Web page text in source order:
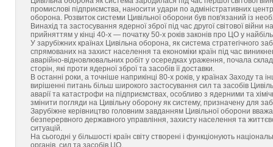
промислові підприємства, наносити удари по адміністративних
оборона. Розвиток системи Цивільної оборони був пов'язаний із
Винахід та застосування ядерної зброї під час другої світової
прийняттям у кінці 40-х — початку 50-х років законів про ЦО у
У зарубіжних країнах Цивільна оборона, як система стратегічного
спрямованих на захист населення та економіки країн під час
аварійно-відновлювальних робіт у осередках ураження, почала
сторін, які проти ядерної зброї та засобів її доставки.
В останні роки, а точніше наприкінці 80-х років, у країнах Заходу та
вирішенні питань більш широкого застосування сил та засобів
аварії та катастрофи на підприємствах, особливо з ядерними та
змінити погляди на Цивільну оборону як систему, призначену для
Зарубіжне керівництво головним завданням Цивільної оборони
безперервного державного управління, захисту населення та
ситуацій.
На сьогодні у більшості країн світу створені і функціонують
органів, сил та засобів ЦО.